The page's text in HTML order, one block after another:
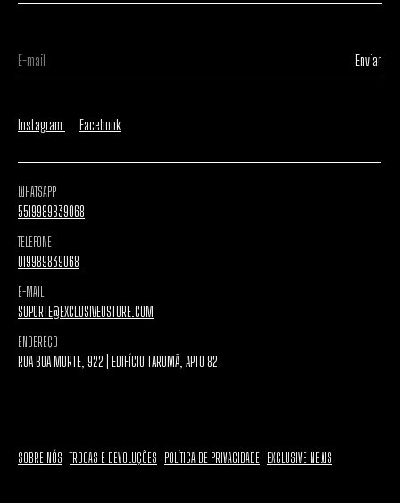
Instagram Facebook
WHATSAPP
5519989839068
TELEFONE
019989839068
E-MAIL
SUPORTE@EXCLUSIVEOSTORE.COM
ENDEREÇO
RUA BOA MORTE, 922 | EDIFÍCIO TARUMÃ, APTO 82
SOBRE NÓS TROCAS E DEVOLUÇÕES POLÍTICA DE PRIVACIDADE EXCLUSIVE NEWS